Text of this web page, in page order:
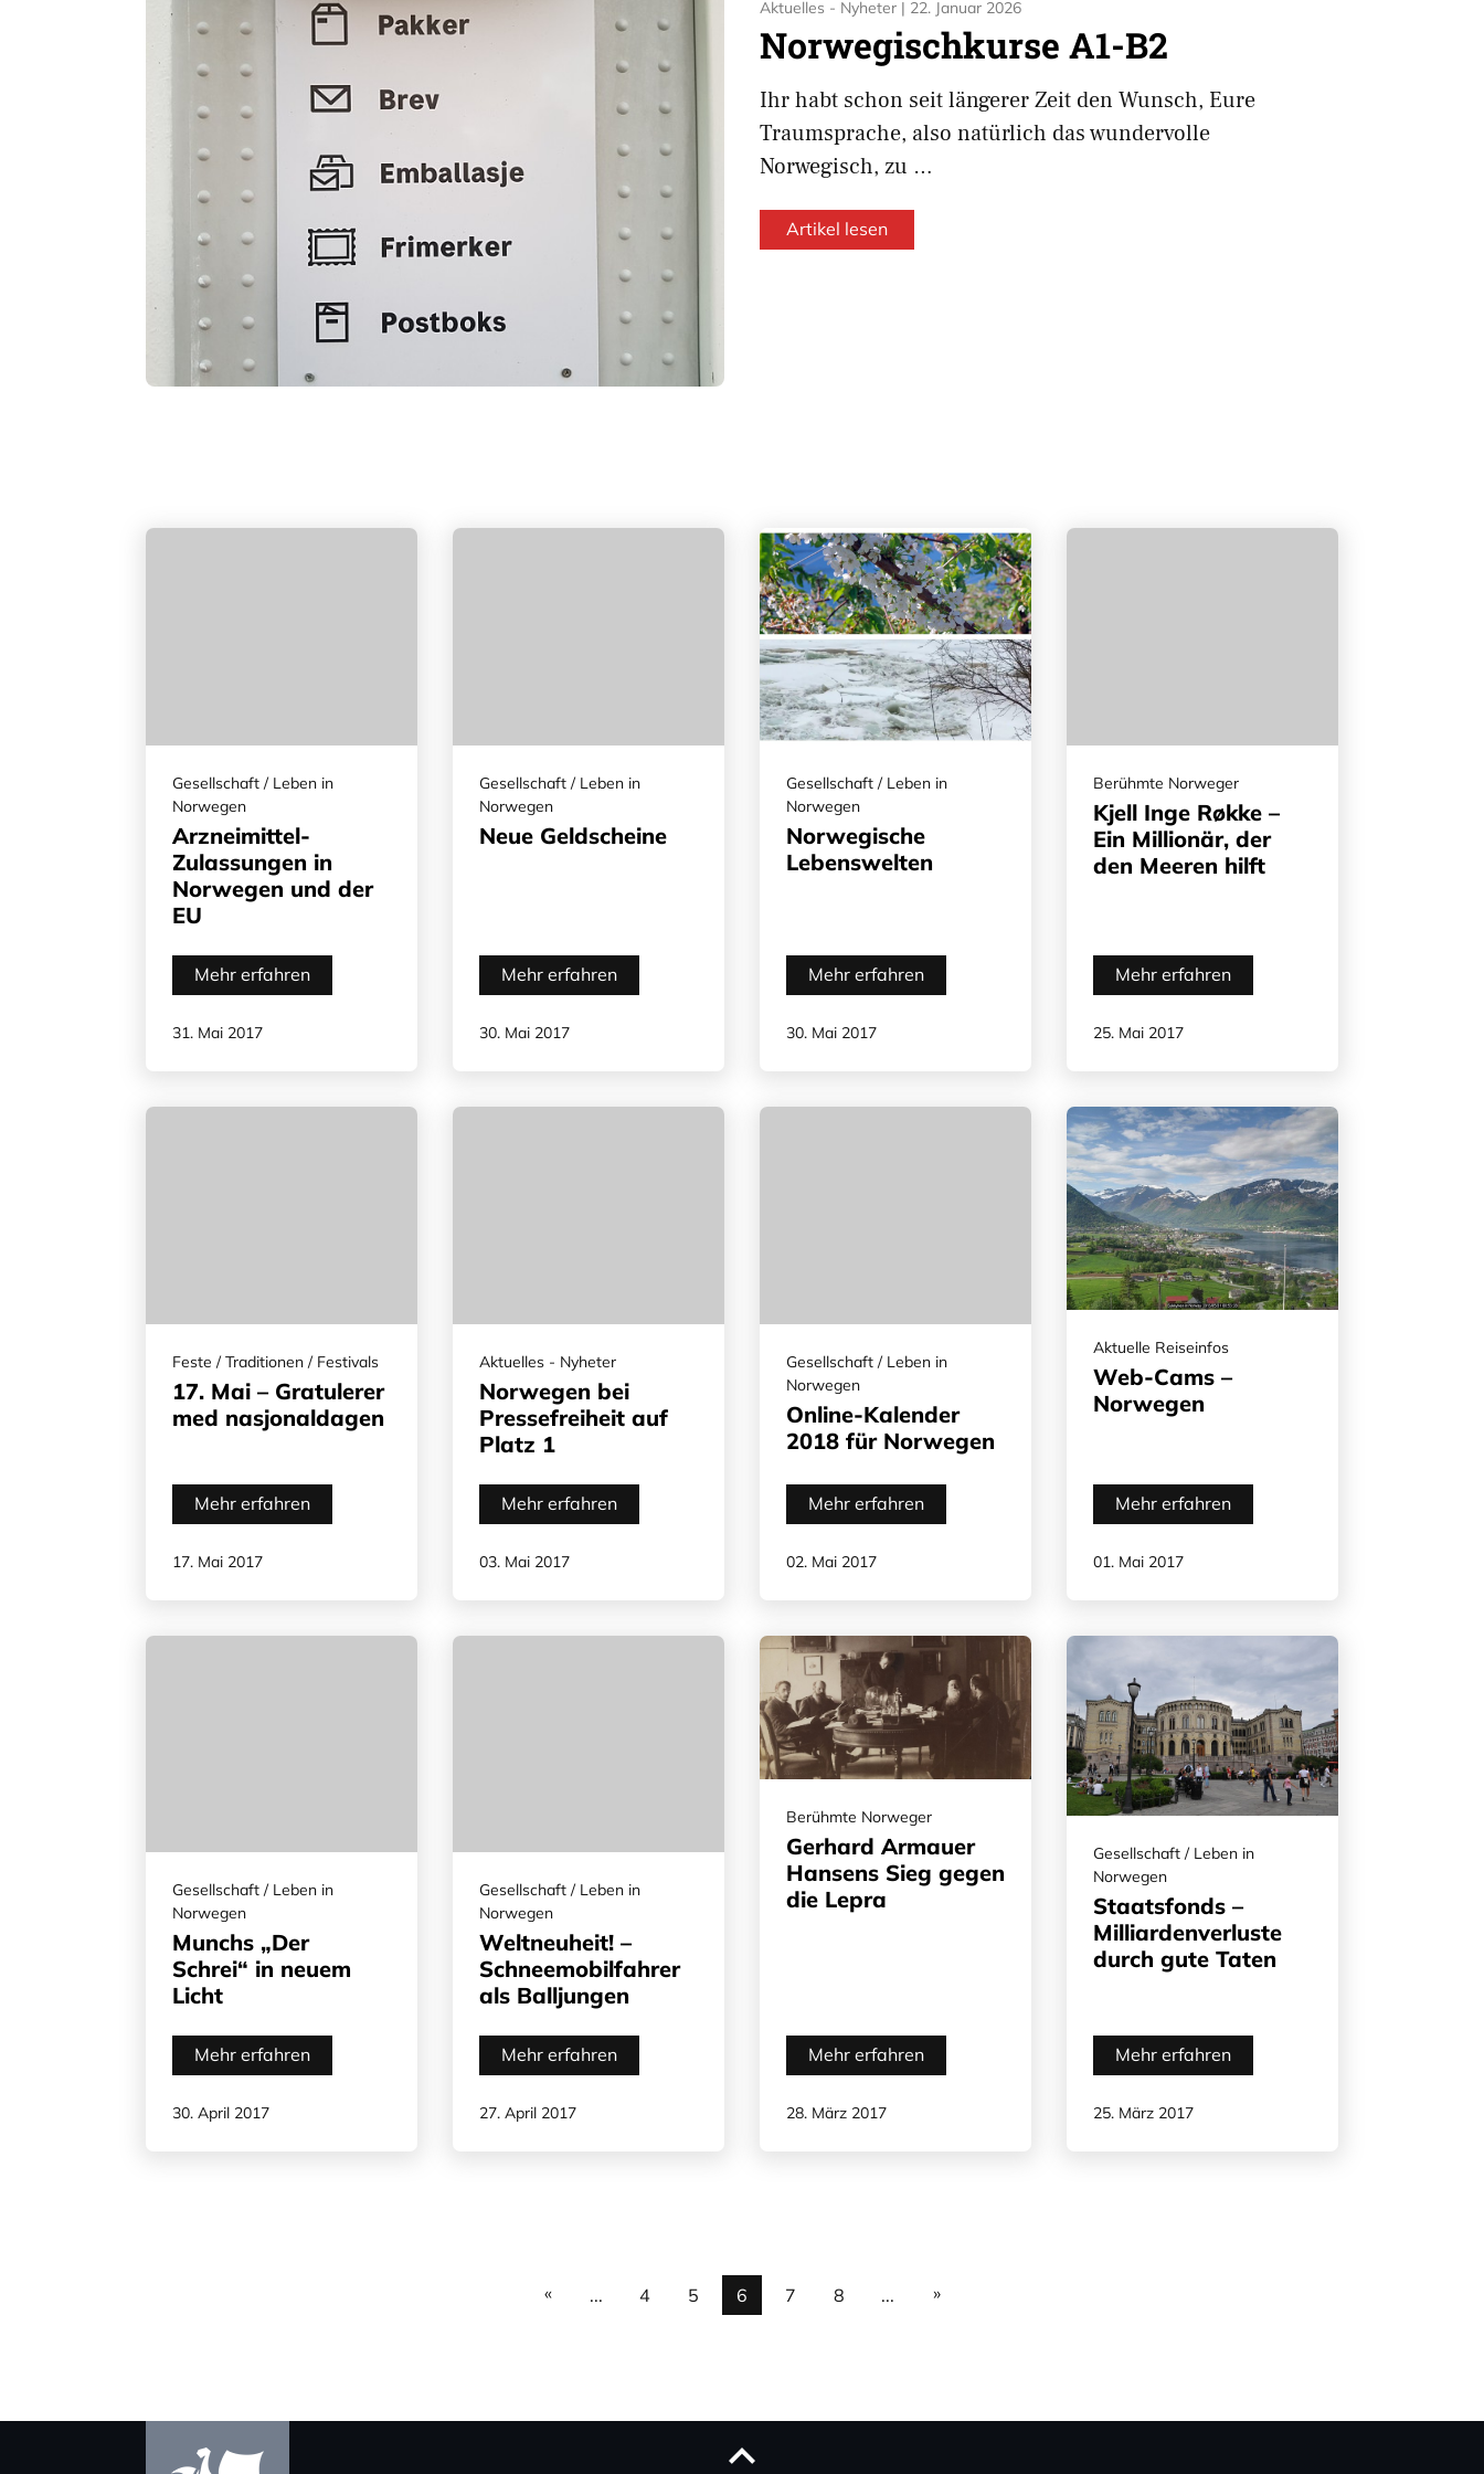
Aktuelles - Nyheter | 22. Januar 2026
Norwegischkurse A1-B2
Ihr habt schon seit längerer Zeit den Wunsch, Eure
Traumsprache, also natürlich das wundervolle
Norwegisch, zu …
Artikel lesen
Gesellschaft / Leben in
Norwegen
Arzneimittel-
Zulassungen in
Norwegen und der
EU
Mehr erfahren
31. Mai 2017
Gesellschaft / Leben in
Norwegen
Neue Geldscheine
Mehr erfahren
30. Mai 2017
Gesellschaft / Leben in
Norwegen
Norwegische
Lebenswelten
Mehr erfahren
30. Mai 2017
Berühmte Norweger
Kjell Inge Røkke –
Ein Millionär, der
den Meeren hilft
Mehr erfahren
25. Mai 2017
Feste / Traditionen / Festivals
17. Mai – Gratulerer
med nasjonaldagen
Mehr erfahren
17. Mai 2017
Aktuelles - Nyheter
Norwegen bei
Pressefreiheit auf
Platz 1
Mehr erfahren
03. Mai 2017
Gesellschaft / Leben in
Norwegen
Online-Kalender
2018 für Norwegen
Mehr erfahren
02. Mai 2017
Aktuelle Reiseinfos
Web-Cams –
Norwegen
Mehr erfahren
01. Mai 2017
Gesellschaft / Leben in
Norwegen
Munchs „Der
Schrei“ in neuem
Licht
Mehr erfahren
30. April 2017
Gesellschaft / Leben in
Norwegen
Weltneuheit! –
Schneemobilfahrer
als Balljungen
Mehr erfahren
27. April 2017
Berühmte Norweger
Gerhard Armauer
Hansens Sieg gegen
die Lepra
Mehr erfahren
28. März 2017
Gesellschaft / Leben in
Norwegen
Staatsfonds –
Milliardenverluste
durch gute Taten
Mehr erfahren
25. März 2017
« ... 4 5 6 7 8 ... »